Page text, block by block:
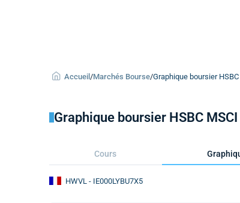
Accueil /Marchés Bourse/Graphique boursier
Graphique boursier HSBC
Cours
HWVL - IE000LYBU7X5